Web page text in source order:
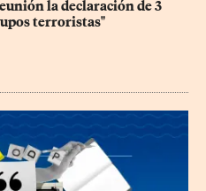
la declaración de 3
terroristas"